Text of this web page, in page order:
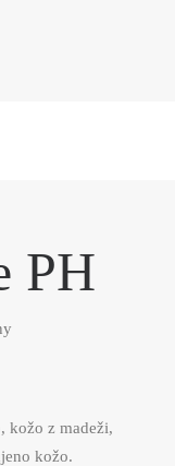
PH
kožo z madeži,
kožo.